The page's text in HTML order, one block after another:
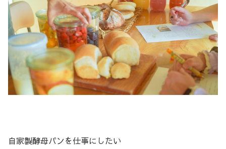
自家製酵母パンを仕事にしたい